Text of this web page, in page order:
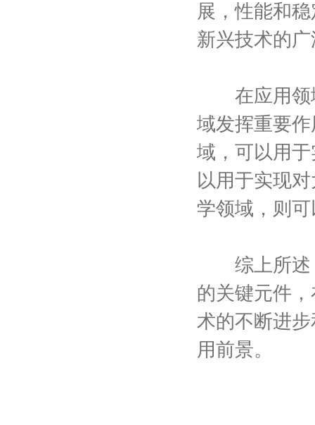
展，性能和
新兴技术的
在应用领域
域发挥重要
域，可以用
以用于实现
学领域，则
综上所述，
的关键元件
术的不断进
用前景。